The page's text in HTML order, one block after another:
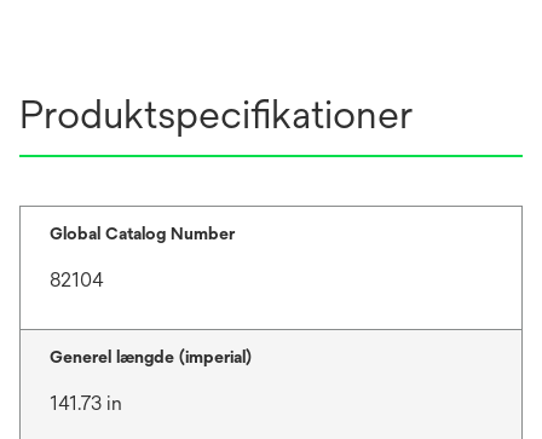
Produktspecifikationer
Global Catalog Number
82104
Generel længde (imperial)
141.73 in